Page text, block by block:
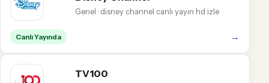
Genel · disney channel canlı yayın hd izle
Canlı Yayında →
TV100